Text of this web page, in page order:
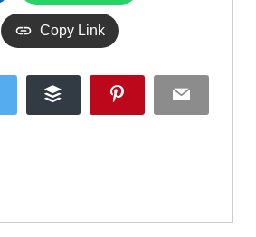
Copy Link
Buffer Pinterest Email